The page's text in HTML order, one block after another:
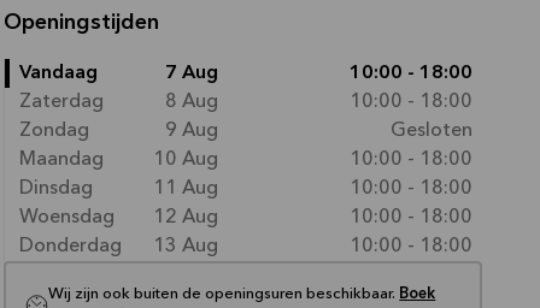
Openingstijden
Vandaag 7 Aug
10:00 - 18:00
Zaterdag
8 Aug
10:00 - 18:00
Zondag
9 Aug
Gesloten
Maandag
10 Aug
10:00 - 18:00
Dinsdag
11 Aug
10:00 - 18:00
Woensdag
12 Aug
10:00 - 18:00
Donderdag
13 Aug 10:00 - 18:00
Wij zijn ook buiten de openingsuren beschikbaar. Boek